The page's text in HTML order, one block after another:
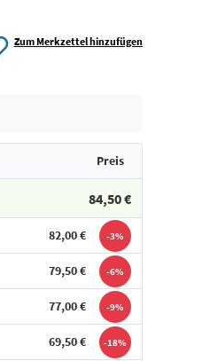
Zum Merkzettel hinzufügen
Preis
84,50 €
82,00 € -3%
79,50 € -6%
77,00 € -9%
69,50 € -18%